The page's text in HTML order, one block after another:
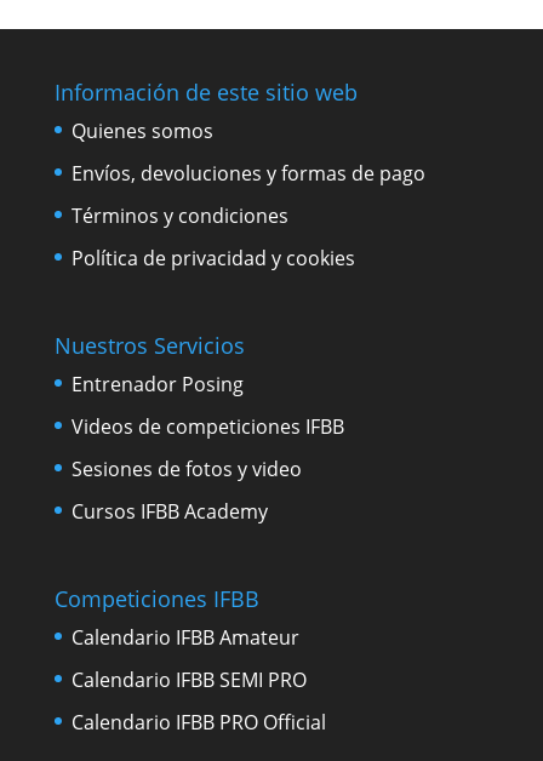
Información de este sitio web
Quienes somos
Envíos, devoluciones y formas de pago
Términos y condiciones
Política de privacidad y cookies
Nuestros Servicios
Entrenador Posing
Videos de competiciones IFBB
Sesiones de fotos y video
Cursos IFBB Academy
Competiciones IFBB
Calendario IFBB Amateur
Calendario IFBB SEMI PRO
Calendario IFBB PRO Official